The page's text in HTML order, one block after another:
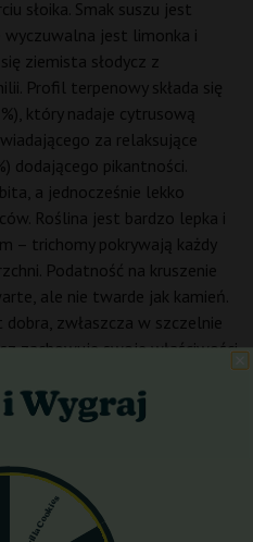
słoika. Smak suszu jest
wyczuwalna jest limonka i
ziemista słodycz z
Profil terpenowy składa się
który nadaje cytrusową
za relaksujące
dodającego pikantności.
a jednocześnie lekko
Roślina jest bardzo lepka i
– trichomy pokrywają każdy
Podatność na kruszenie
ale nie twarde jak kamień.
zwłaszcza w szczelnie
zachowuje swoje właściwości
wynosi 20-23%, co kwalifikuje
około 1%. W niewielkich
CBN, które mogą pojawiać się
Gorilla Cookies